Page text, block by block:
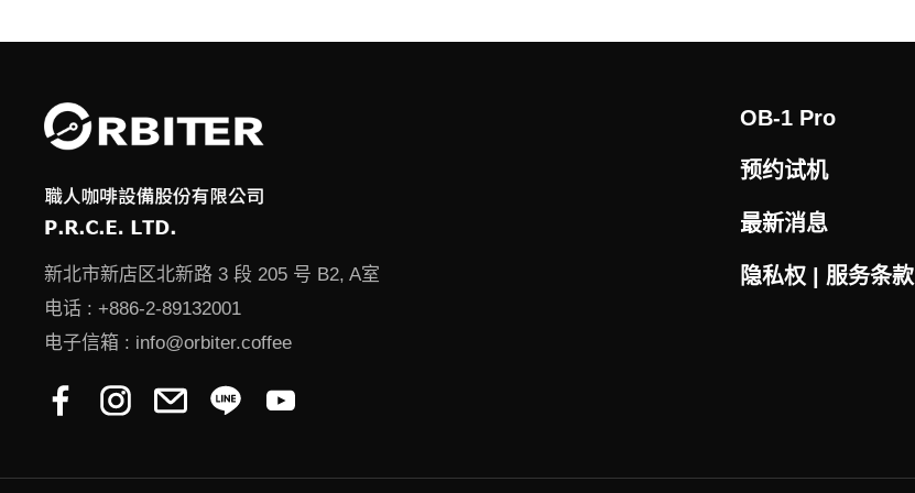
OB-1 Pro
预约试机
最新消息
隐私权 | 服务条款
新北市新店区北新路 3 段 205 号 B2, A室
电话 : +886-2-89132001
电子信箱 : info@orbiter.coffee